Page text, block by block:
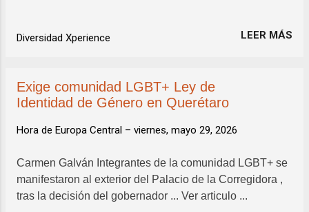
Diversidad Xperience LEER MÁS
Exige comunidad LGBT+ Ley de
Identidad de Género en Querétaro
Hora de Europa Central – viernes, mayo 29, 2026
Carmen Galván Integrantes de la comunidad LGBT+ se
manifestaron al exterior del Palacio de la Corregidora ,
tras la decisión del gobernador ... Ver articulo ...